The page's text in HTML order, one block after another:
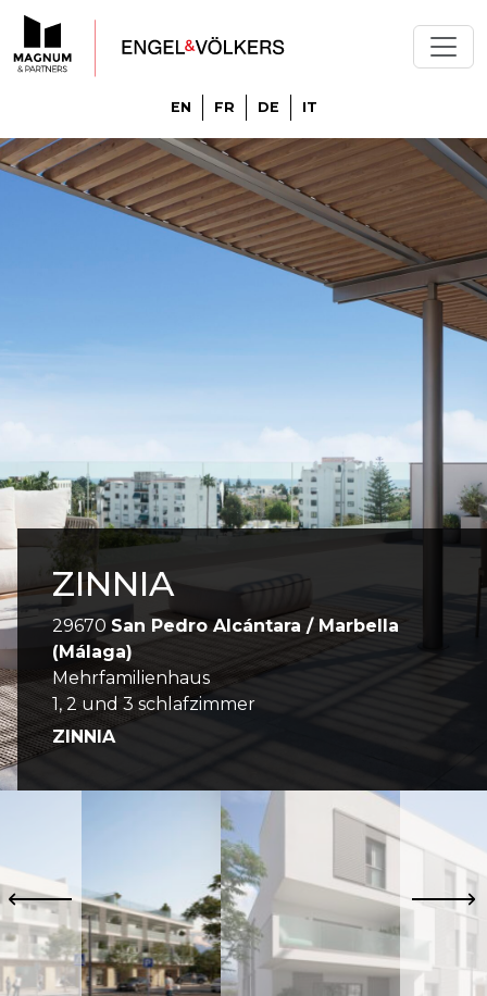
EN FR DE IT
ZINNIA
29670 San Pedro Alcántara / Marbella
(Málaga)
Mehrfamilienhaus
1, 2 und 3 schlafzimmer
ZINNIA